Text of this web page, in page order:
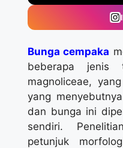
Bunga cempaka
beberapa jenis
magnoliceae,
yang
dan bunga ini
sendiri.
petunjuk